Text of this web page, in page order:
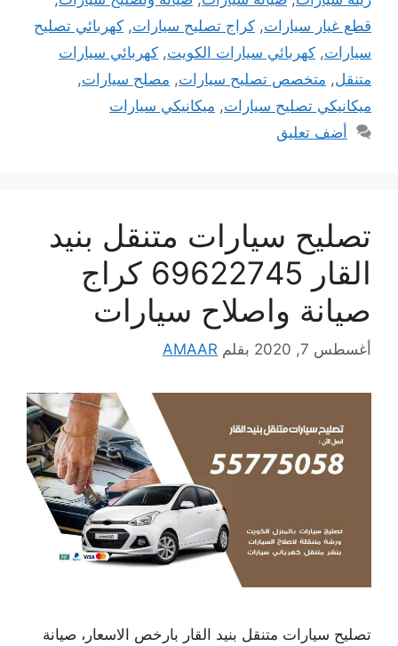
قطع غيار سيارات, كراج تصليح سيارات, كهربائي تصليح
سيارات, كهربائي سيارات الكويت, كهربائي سيارات
متنقل, متخصص تصليح سيارات, مصلح سيارات,
ميكانيكي تصليح سيارات, ميكانيكي سيارات
أضف تعليق
تصليح سيارات متنقل بنيد
القار 69622745 كراج
صيانة واصلاح سيارات
أغسطس 7, 2020 بقلم AMAAR
تصليح سيارات متنقل بنيد القار بارخص الاسعار، صيانة